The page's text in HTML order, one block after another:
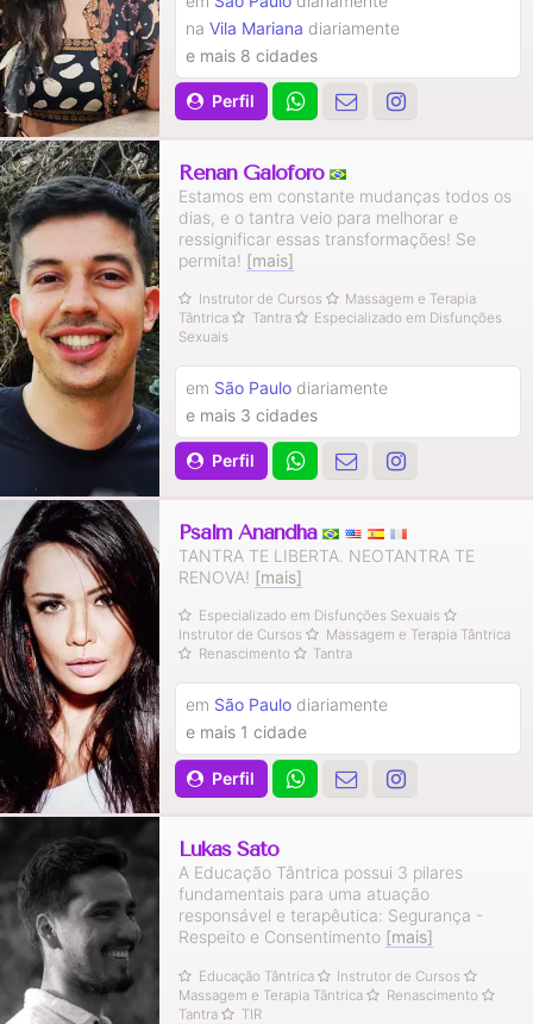
Perfil
naVila Mariana diariamente
e mais 8 cidades
Renan Galoforo
Estamos em constante mudanças todos os
dias, e o tantra veio para melhorar e
ressignificar essas transformações! Se
permita! [mais]
Instrutor de Cursos
Massagem e Terapia
Tântrica
Tantra
Especializado em Disfunções
Sexuais
Perfil
em São Paulo diariamente
e mais 3 cidades
Psalm Anandha
TANTRA TE LIBERTA. NEOTANTRA TE
RENOVA! [mais]
Especializado em Disfunções Sexuais
Instrutor de Cursos
Massagem e Terapia Tântrica
Renascimento
Tantra
Perfil
em São Paulo diariamente
e mais 1 cidade
Lukas Sato
A Educação Tântrica possui 3 pilares
fundamentais para uma atuação
responsável e terapêutica: Segurança -
Respeito e Consentimento [mais]
Educação Tântrica
Instrutor de Cursos
Massagem e Terapia Tântrica
Renascimento
Tantra
TIR